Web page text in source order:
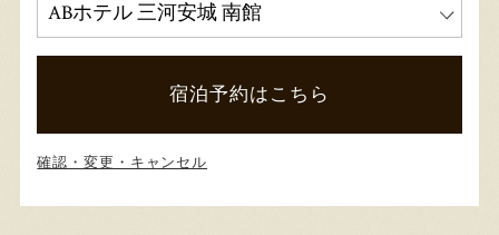
宿泊予約はこちら
確認・変更・キャンセル